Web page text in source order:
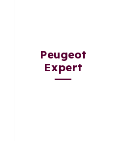
Peugeot
Expert